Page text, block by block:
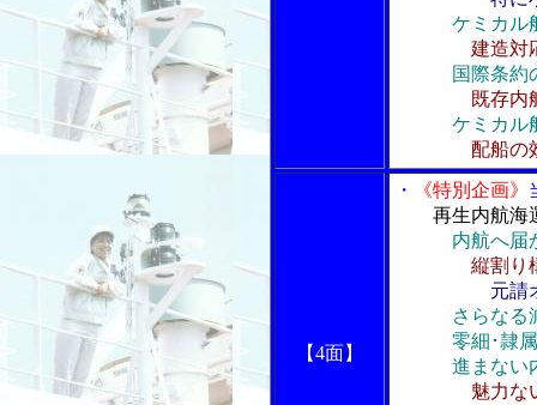
ケミカル
建造対
国際条約
既存内
ケミカル船
配船の
【4面】
・ 《特別企画》
再生内航海
内航へ届
縦割り
元請
さらなる
零細･隷属的
進まない内
魅力な